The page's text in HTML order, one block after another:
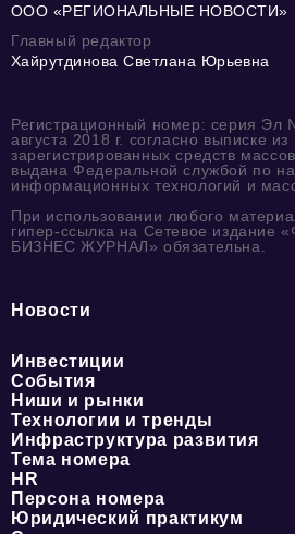
ООО «РЕГИОНАЛЬНЫЕ НОВОСТИ»
Главный редактор
Хайрутдинова Светлана Юрьевна
Регистрационный номер: серия
августа 2018 г. согласно выписке из
зарегистрированных средств
выдана Федеральной службой по
информационных технологий и
При использовании любого
гипер-ссылка на Сетевое
БИЗНЕС ЖУРНАЛ» обязательна.
Новости
Инвестиции
События
Ниши и рынки
Технологии и тренды
Инфраструктура развития
Тема номера
HR
Персона номера
Юридический практикум